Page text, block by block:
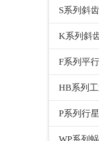
S系列斜
K系列斜
F系列平
HB系列
P系列行
WP系列